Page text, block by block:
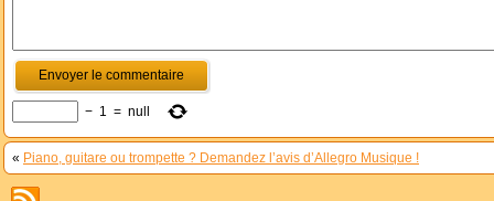
− 1 = null
« Piano, guitare ou trompette ? Demandez l’avis d’Allegro Musique !